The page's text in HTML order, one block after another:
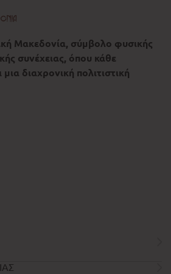
Μακεδονία, σύμβολο φυσικής
συνέχειας, όπου κάθε
διαχρονική πολιτιστική